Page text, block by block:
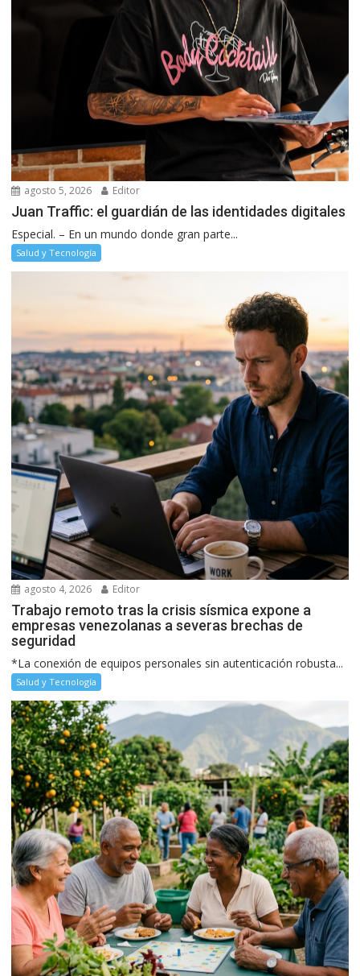
agosto 5, 2026 Editor
Juan Traffic: el guardián de las identidades digitales
Especial. – En un mundo donde gran parte...
Salud y Tecnología
agosto 4, 2026 Editor
Trabajo remoto tras la crisis sísmica expone a
empresas venezolanas a severas brechas de
seguridad
*La conexión de equipos personales sin autenticación robusta...
Salud y Tecnología